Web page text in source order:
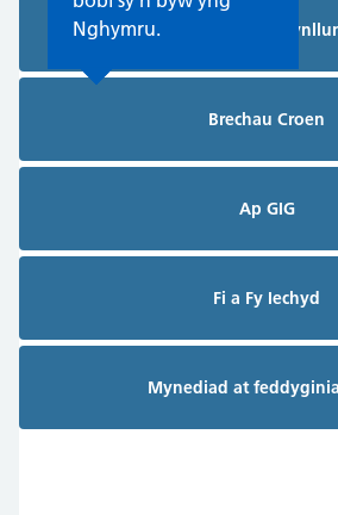
Nghymru.
Gofal Wedi'i
Brechau Croen
Ap GIG
Fi a Fy Iechyd
Mynediad at